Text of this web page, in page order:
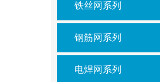
铁丝网系列
钢筋网系列
电焊网系列